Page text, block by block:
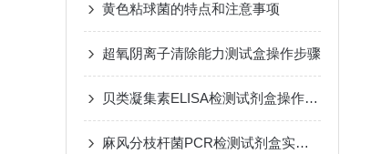
黄色粘球菌的特点和注意事项
超氧阴离子清除能力测试盒操作步骤
贝类凝集素ELISA检测试剂盒​操作步骤
麻风分枝杆菌PCR检测试剂盒实验流程